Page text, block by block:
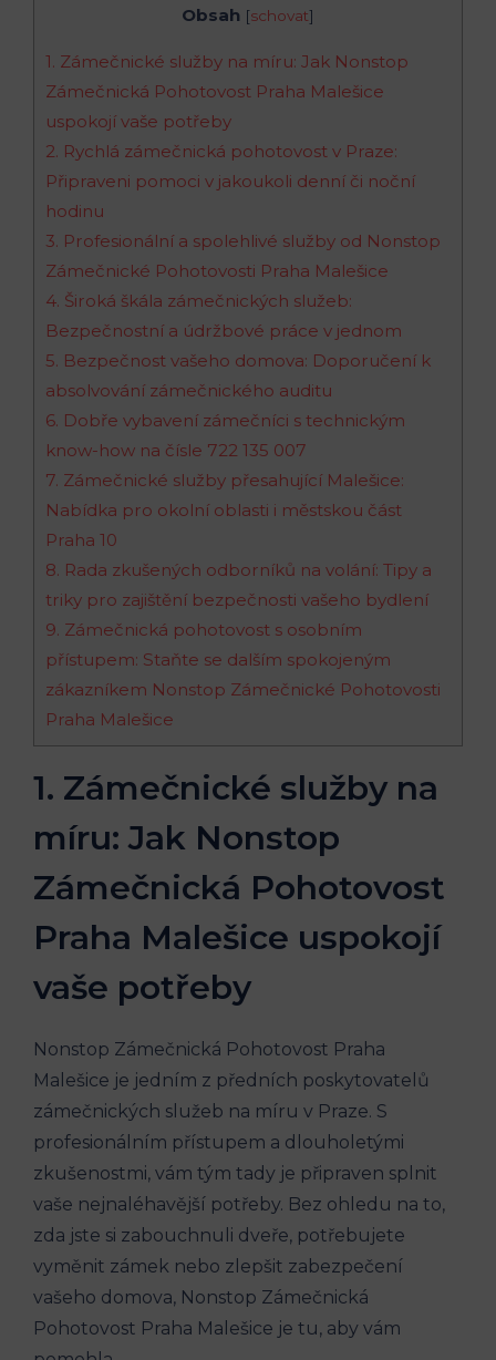
Obsah [schovat]
1. Zámečnické služby na míru: Jak Nonstop
Zámečnická Pohotovost Praha Malešice
uspokojí vaše potřeby
2. Rychlá zámečnická pohotovost v Praze:
Připraveni pomoci v jakoukoli denní či noční
hodinu
3. Profesionální a spolehlivé služby od Nonstop
Zámečnické Pohotovosti Praha Malešice
4. Široká škála zámečnických služeb:
Bezpečnostní a údržbové práce v jednom
5. Bezpečnost vašeho domova: Doporučení k
absolvování zámečnického auditu
6. Dobře vybavení zámečníci s technickým
know-how na čísle 722 135 007
7. Zámečnické služby přesahující Malešice:
Nabídka pro okolní oblasti i městskou část
Praha 10
8. Rada zkušených odborníků na volání: Tipy a
triky pro zajištění bezpečnosti vašeho bydlení
9. Zámečnická pohotovost s osobním
přístupem: Staňte se dalším spokojeným
zákazníkem Nonstop Zámečnické Pohotovosti
Praha Malešice
1. Zámečnické služby na
míru: Jak Nonstop
Zámečnická Pohotovost
Praha Malešice uspokojí
vaše potřeby
Nonstop Zámečnická Pohotovost Praha
Malešice je jedním z předních poskytovatelů
zámečnických služeb na míru v Praze. S
profesionálním přístupem a dlouholetými
zkušenostmi, vám tým tady je připraven splnit
vaše nejnaléhavější potřeby. Bez ohledu na to,
zda jste si zabouchnuli dveře, potřebujete
vyměnit zámek nebo zlepšit zabezpečení
vašeho domova, Nonstop Zámečnická
Pohotovost Praha Malešice je tu, aby vám